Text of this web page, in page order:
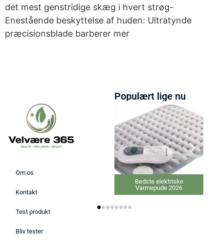
det mest genstridige skæg i hvert strøg-
Enestående beskyttelse af huden: Ultratynde
præcisionsblade barberer mer
Om os
Kontakt
Test produkt
Bliv tester
Populært lige nu
Bedste elektriske
Varmepude 2026